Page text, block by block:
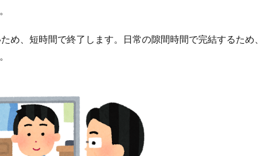
ため、短時間で終了します。日常の隙間時間で完結するため、